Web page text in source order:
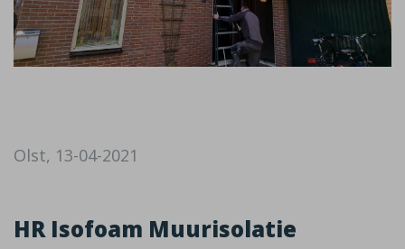
Olst, 13-04-2021
HR Isofoam Muurisolatie